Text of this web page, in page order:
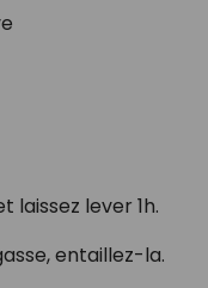
laissez lever 1h.
entaillez-la.